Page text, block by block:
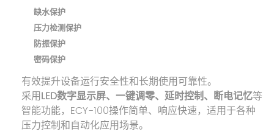
缺水保护
压力检测保护
防振保护
密码保护
有效提升设备运行安全性和长期使用可靠性。
采用LED数字显示屏、一键调零、延时控制、断电记忆等
智能功能，ECY-100操作简单、响应快速，适用于各种
压力控制和自动化应用场景。